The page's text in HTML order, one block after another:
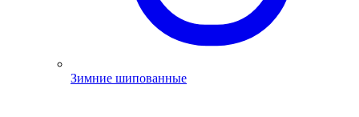
Зимние шипованные